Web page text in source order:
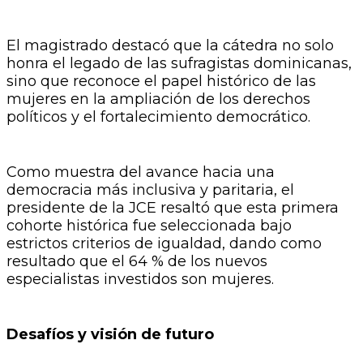
​El magistrado destacó que la cátedra no solo
honra el legado de las sufragistas dominicanas,
sino que reconoce el papel histórico de las
mujeres en la ampliación de los derechos
políticos y el fortalecimiento democrático.
​Como muestra del avance hacia una
democracia más inclusiva y paritaria, el
presidente de la JCE resaltó que esta primera
cohorte histórica fue seleccionada bajo
estrictos criterios de igualdad, dando como
resultado que el 64 % de los nuevos
especialistas investidos son mujeres.
Desafíos y visión de futuro